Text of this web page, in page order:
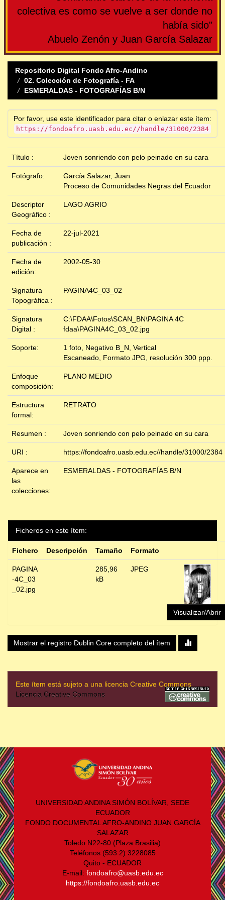
colectiva es como se vuelve a ser donde no
había sido"
Abuelo Zenón y Juan García Salazar
Repositorio Digital Fondo Afro-Andino
02. Colección de Fotografía - FA
ESMERALDAS - FOTOGRAFÍAS B/N
Por favor, use este identificador para citar o enlazar este ítem:
https://fondoafro.uasb.edu.ec//handle/31000/2384
Título : Joven sonriendo con pelo peinado en su cara
Fotógrafo:
García Salazar, Juan
Proceso de Comunidades Negras del Ecuador
Descriptor
Geográfico :
LAGO AGRIO
Fecha de
publicación :
22-jul-2021
Fecha de
edición:
2002-05-30
Signatura
Topográfica :
PAGINA4C_03_02
Signatura
Digital :
C:\FDAA\Fotos\SCAN_BN\PAGINA 4C
fdaa\PAGINA4C_03_02.jpg
Soporte:
1 foto, Negativo B_N, Vertical
Escaneado, Formato JPG, resolución 300 ppp.
Enfoque
composición:
PLANO MEDIO
Estructura
formal:
RETRATO
Resumen : Joven sonriendo con pelo peinado en su cara
URI : https://fondoafro.uasb.edu.ec//handle/31000/2384
Aparece en
las
colecciones:
ESMERALDAS - FOTOGRAFÍAS B/N
Ficheros en este ítem:
Fichero Descripción Tamaño Formato
PAGINA
-4C_03
_02.jpg
285,96
kB
JPEG
Visualizar/Abrir
Mostrar el registro Dublin Core completo del ítem
Este ítem está sujeto a una licencia Creative Commons
Licencia Creative Commons
UNIVERSIDAD ANDINA SIMÓN BOLÍVAR, SEDE
ECUADOR
FONDO DOCUMENTAL AFRO-ANDINO JUAN GARCÍA
SALAZAR
Toledo N22-80 (Plaza Brasilia)
Teléfonos (593 2) 3228085
Quito - ECUADOR
E-mail: fondoafro@uasb.edu.ec
https://fondoafro.uasb.edu.ec